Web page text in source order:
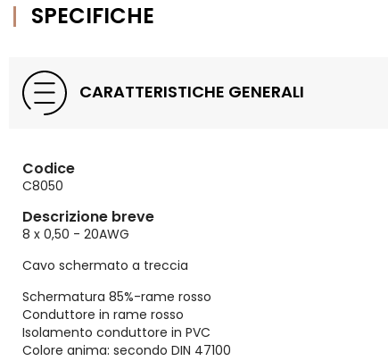
SPECIFICHE
CARATTERISTICHE GENERALI
Codice
C8050
Descrizione breve
8 x 0,50 - 20AWG
Cavo schermato a treccia
Schermatura 85%-rame rosso
Conduttore in rame rosso
Isolamento conduttore in PVC
Colore anima: secondo DIN 47100